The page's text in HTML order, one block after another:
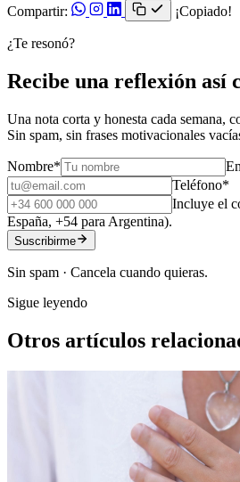
Compartir:
¡Copiado!
¿Te resonó?
Recibe una reflexión así
Una nota corta y honesta cada semana,
Sin spam, sin frases motivacionales
Nombre*
Teléfono*
Incluye el
España, +54 para Argentina).
Suscribirme
Sin spam · Cancela cuando quieras.
Sigue leyendo
Otros artículos